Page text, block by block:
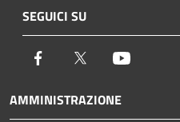
SEGUICI SU
Facebook Twitter
AMMINISTRAZIONE